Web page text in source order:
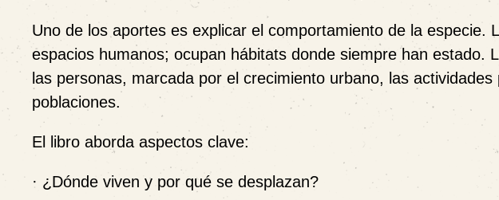
Uno de los aportes es explicar el comportamiento de la especie.
espacios humanos; ocupan hábitats donde siempre han estado.
las personas, marcada por el crecimiento urbano, las
poblaciones.
El libro aborda aspectos clave:
· ¿Dónde viven y por qué se desplazan?